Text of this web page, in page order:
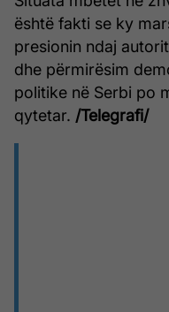
është fakti se ky
presionin ndaj
dhe përmirësim
politike në Serbi po
qytetar. /Telegrafi/